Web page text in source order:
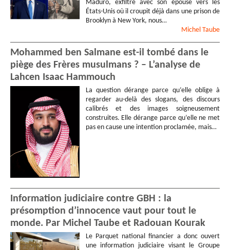
Maduro, exfiltré avec son épouse vers les
États-Unis où il croupit déjà dans une prison de
Brooklyn à New York, nous…
Michel Taube
Mohammed ben Salmane est-il tombé dans le
piège des Frères musulmans ? – L’analyse de
Lahcen Isaac Hammouch
La question dérange parce qu’elle oblige à
regarder au-delà des slogans, des discours
calibrés et des images soigneusement
construites. Elle dérange parce qu’elle ne met
pas en cause une intention proclamée, mais…
Information judiciaire contre GBH : la
présomption d’innocence vaut pour tout le
monde. Par Michel Taube et Radouan Kourak
Le Parquet national financier a donc ouvert
une information judiciaire visant le Groupe